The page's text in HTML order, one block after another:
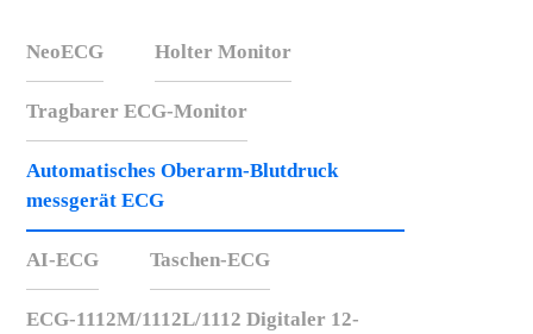
NeoECG Holter Monitor
Tragbarer ECG-Monitor
Automatisches Oberarm-Blutdruck
messgerät ECG
AI-ECG Taschen-ECG
ECG-1112M/1112L/1112 Digitaler 12-